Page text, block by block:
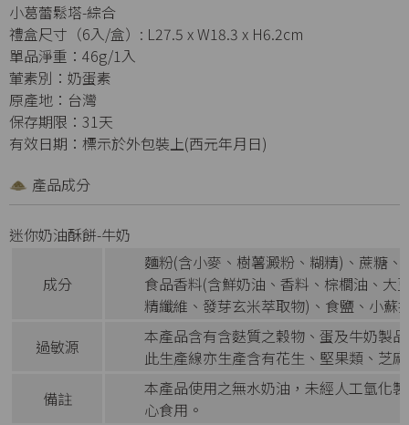
小葛蕾鬆塔-綜合
禮盒尺寸（6入/盒）: L27.5 x W18.3 x H6.2cm
單品淨重：46g/1入
葷素別：奶蛋素
原產地：台灣
保存期限：31天
有效日期：標示於外包裝上(西元年月日)
產品成分
迷你奶油酥餅-牛奶
成分
麵粉(含小麥、樹薯澱粉、糊精)、蔗糖
食品香料(含鮮奶油、香料、棕櫚油、大
精纖維、發芽玄米萃取物)、食鹽、小蘇
過敏源
本產品含有含麩質之穀物、蛋及牛奶製
此生產線亦生產含有花生、堅果類、芝
備註
本產品使用之無水奶油，未經人工氫化
心食用。